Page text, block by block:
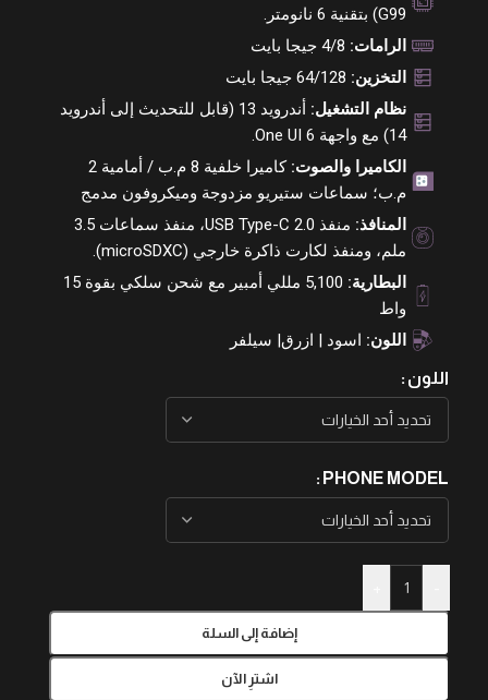
G99) بتقنية 6 نانومتر.
الرامات: 4/8 جيجا بايت
التخزين: 64/128 جيجا بايت
نظام التشغيل:
أندرويد 13 (قابل للتحديث إلى أندرويد
14) مع واجهة One UI 6.
الكاميرا والصوت:
كاميرا خلفية 8 م.ب / أمامية 2
م.ب؛ سماعات ستيريو مزدوجة وميكروفون مدمج
المنافذ:
منفذ USB Type-C 2.0، منفذ سماعات 3.5
ملم، ومنفذ لكارت ذاكرة خارجي (microSDXC).
البطارية:
5,100 مللي أمبير مع شحن سلكي بقوة 15
واط
اللون: اسود | ازرق| سيلفر
اللون
PHONE MODEL
إضافة إلى السلة
اشترِ الآن